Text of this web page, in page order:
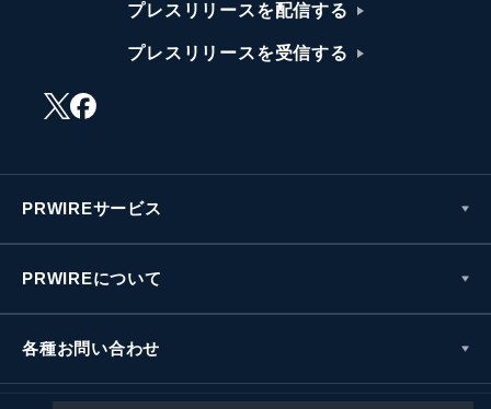
プレスリリースを配信する
プレスリリースを受信する
PRWIREサービス
PRWIREについて
各種お問い合わせ